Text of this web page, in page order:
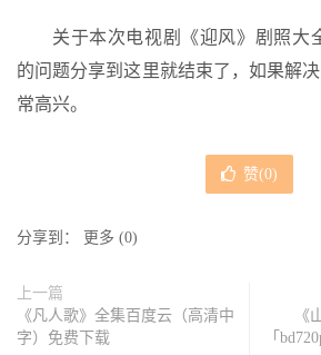
关于本次电视剧《迎风》剧照大
的问题分享到这里就结束了，如果解
常高兴。
赞(0)
分享到： 更多 (0)
上一篇
《凡人歌》全集百度云（高清中
字）免费下载
《
「